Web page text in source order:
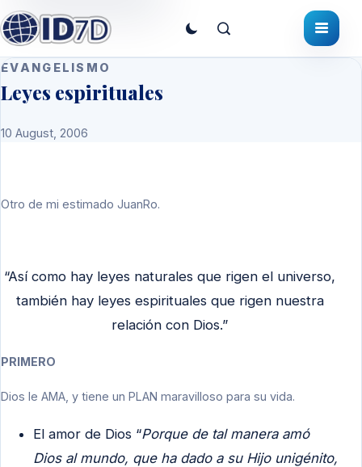
EVANGELISMO
Leyes espirituales
10 August, 2006
Otro de mi estimado JuanRo.
“Así como hay leyes naturales que rigen el universo,
también hay leyes espirituales que rigen nuestra
relación con Dios.”
PRIMERO
Dios le AMA, y tiene un PLAN maravilloso para su vida.
El amor de Dios “Porque de tal manera amó
Dios al mundo, que ha dado a su Hijo unigénito,